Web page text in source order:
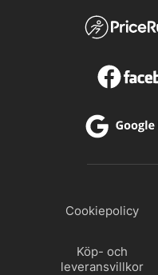
Cookiepolicy
Köp- och
leveransvillkor